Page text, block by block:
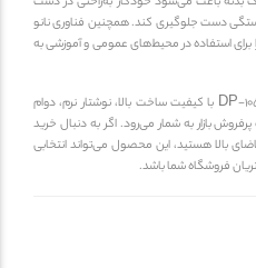
جلوگیری کند. همچنین فناورینانو
در محیط‌های عمومی و آموزشی به
ساخت بالا، نوشتار نرم، دوام
شمار می‌رود. اگر به دنبالخرید
این محصول می‌تواند انتخابی
شما باشد.